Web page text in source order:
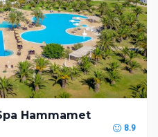
Hammamet
8.9